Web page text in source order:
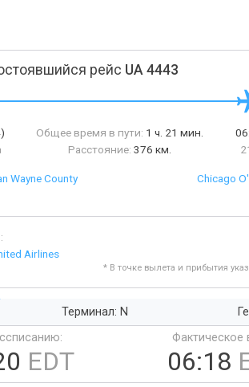
рейс UA 4443
Общее время в пути: 1 ч. 21 мин.
Расстояние: 376 км.
Wayne County
Chicago
Airlines
* В точке вылета и прибытия
Терминал: N
EDT
Фактическое
06:18